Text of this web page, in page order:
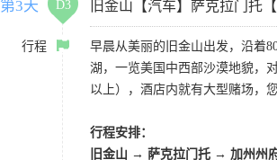
第3天 D3 旧金山【汽车】萨克拉门托
行程
早晨从美丽的旧金山出发，沿着
湖，一览美国中西部沙漠地貌，
以上），酒店内就有大型赌场，
行程安排：
旧金山 → 萨克拉门托 → 加州州